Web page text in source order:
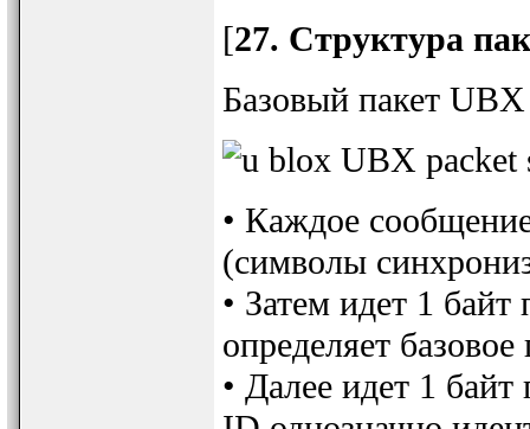
[27. Структура
Базовый пакет
• Каждое
(символы
• Затем идет 1
определяет
• Далее идет 1